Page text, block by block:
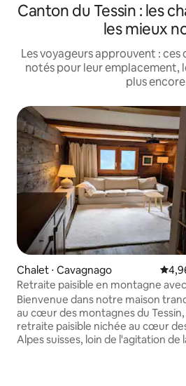
Canton du Tessin : les
les mieux
Les voyageurs approuvent :
notés pour leur emplacement,
plus
Chalet ⋅ Cavagnago
Retraite paisible en montagne
imprenable
Bienvenue dans notre maison
au cœur des montagnes du
retraite paisible nichée au cœur
Alpes suisses, loin de l'agitation de